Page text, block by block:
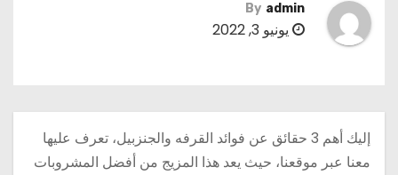
By admin
يونيو 3, 2022
إليك أهم 3 حقائق عن فوائد القرفه والجنزبيل، تعرف عليها
معنا عبر موقعنا، حيث يعد هذا المزيج من أفضل المشروبات